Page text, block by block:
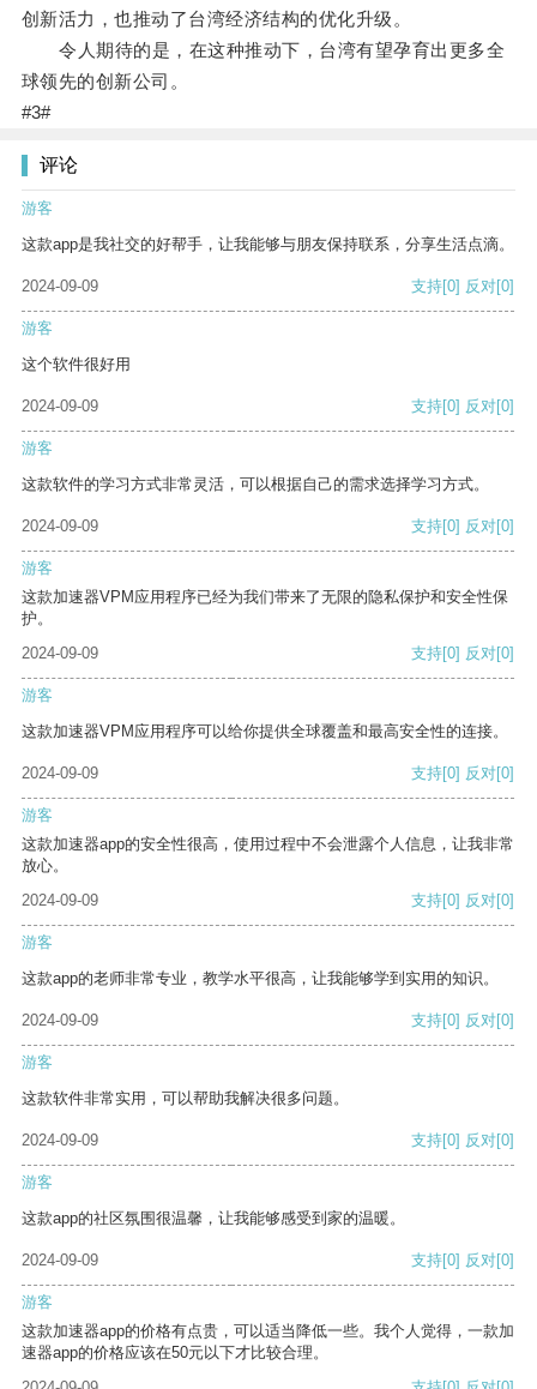
创新活力，也推动了台湾经济结构的优化升级。
令人期待的是，在这种推动下，台湾有望孕育出更多全
球领先的创新公司。
#3#
评论
游客
这款app是我社交的好帮手，让我能够与朋友保持联系，分享生活点滴。
2024-09-09 支持[0] 反对[0]
游客
这个软件很好用
2024-09-09 支持[0] 反对[0]
游客
这款软件的学习方式非常灵活，可以根据自己的需求选择学习方式。
2024-09-09 支持[0] 反对[0]
游客
这款加速器VPM应用程序已经为我们带来了无限的隐私保护和安全性保
护。
2024-09-09
支持[0] 反对[0]
游客
这款加速器VPM应用程序可以给你提供全球覆盖和最高安全性的连接。
2024-09-09 支持[0] 反对[0]
游客
这款加速器app的安全性很高，使用过程中不会泄露个人信息，让我非常
放心。
2024-09-09
支持[0] 反对[0]
游客
这款app的老师非常专业，教学水平很高，让我能够学到实用的知识。
2024-09-09 支持[0] 反对[0]
游客
这款软件非常实用，可以帮助我解决很多问题。
2024-09-09 支持[0] 反对[0]
游客
这款app的社区氛围很温馨，让我能够感受到家的温暖。
2024-09-09 支持[0] 反对[0]
游客
这款加速器app的价格有点贵，可以适当降低一些。我个人觉得，一款加
速器app的价格应该在50元以下才比较合理。